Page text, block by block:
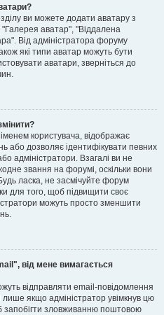
ви можете додати аватару з
"Галерея аватар", "Віддалена
Від адміністратора форуму
які типи аватар можуть бути
аватари, зверніться до
користувача, відображає
або дозволяє ідентифікувати певних
адміністратори. Взагалі ви не
звання на форумі, оскільки вони
ласка, не засмічуйте форум
для того, щоб підвищити своє
можуть просто зменшити
від мене вимагається
відправляти email-повідомлення
якщо адміністратор увімкнув цю
зловживанню поштовою